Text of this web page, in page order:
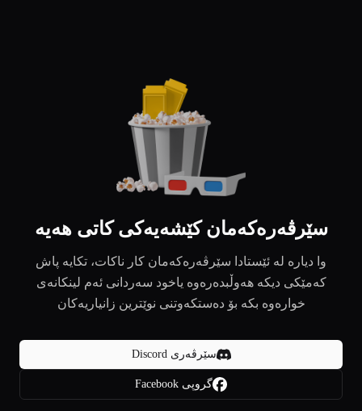
سێرڤەرەکەمان کێشەیەکی کاتی هەیە
وا دیارە لە ئێستادا سێرڤەرەکەمان کار ناکات، تکایە پاش
کەمێکی دیکە هەوڵبدەرەوە یاخود سەردانی ئەم لینکانەی
خوارەوە بکە بۆ دەستکەوتنی نوێترین زانیاریەکان
سێرڤەری Discord
گروپی Facebook